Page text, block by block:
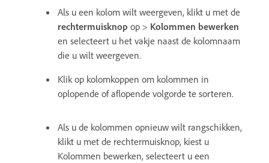
Als u een kolom wilt weergeven, klikt u met de
rechtermuisknop op > Kolommen bewerken
en selecteert u het vakje naast de kolomnaam
die u wilt weergeven.
Klik op kolomkoppen om kolommen in
oplopende of aflopende volgorde te sorteren.
Als u de kolommen opnieuw wilt rangschikken,
klikt u met de rechtermuisknop, kiest u
Kolommen bewerken, selecteert u een